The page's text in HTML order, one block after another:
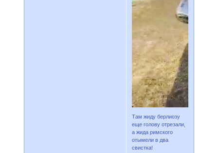
Там жиду берлиозу
еще голову отрезали,
а жида римского
отымели в два
свистка!